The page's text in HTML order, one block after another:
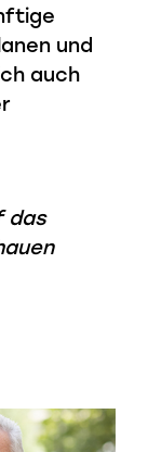
und
auch
das